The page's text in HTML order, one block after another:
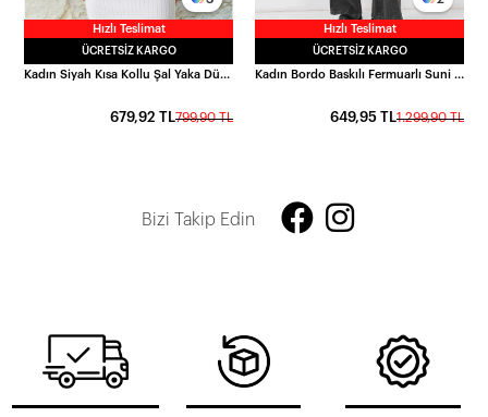
Hızlı Teslimat
ÜCRETSIZ KARGO
Kadın Siyah Kısa Kollu Şal Yaka Düğmeli Mevsimlik Keten Ayrobin Ceket HZL24S-BD107061
799,90 TL
679,92 TL
Hızlı Teslimat
ÜCRETSIZ KARGO
Kadın Bordo Baskılı Fermuarlı Suni Yünlü Astarlı Peluş Ceket HZL25W-BD151941
1.299,90 TL
649,95 TL
Bizi Takip Edin